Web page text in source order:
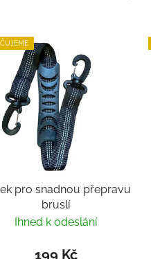
pro snadnou přepravu
bruslí
Ihned k odeslání
199 Kč